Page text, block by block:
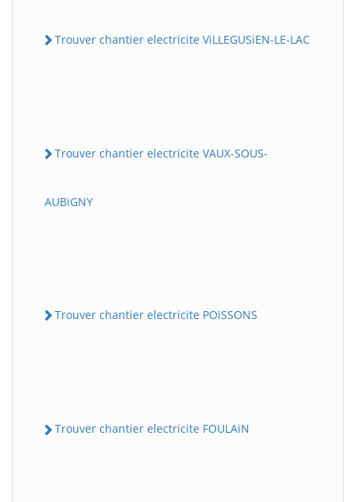
Trouver chantier electricite ViLLEGUSiEN-LE-LAC
Trouver chantier electricite VAUX-SOUS-
AUBiGNY
Trouver chantier electricite POiSSONS
Trouver chantier electricite FOULAiN